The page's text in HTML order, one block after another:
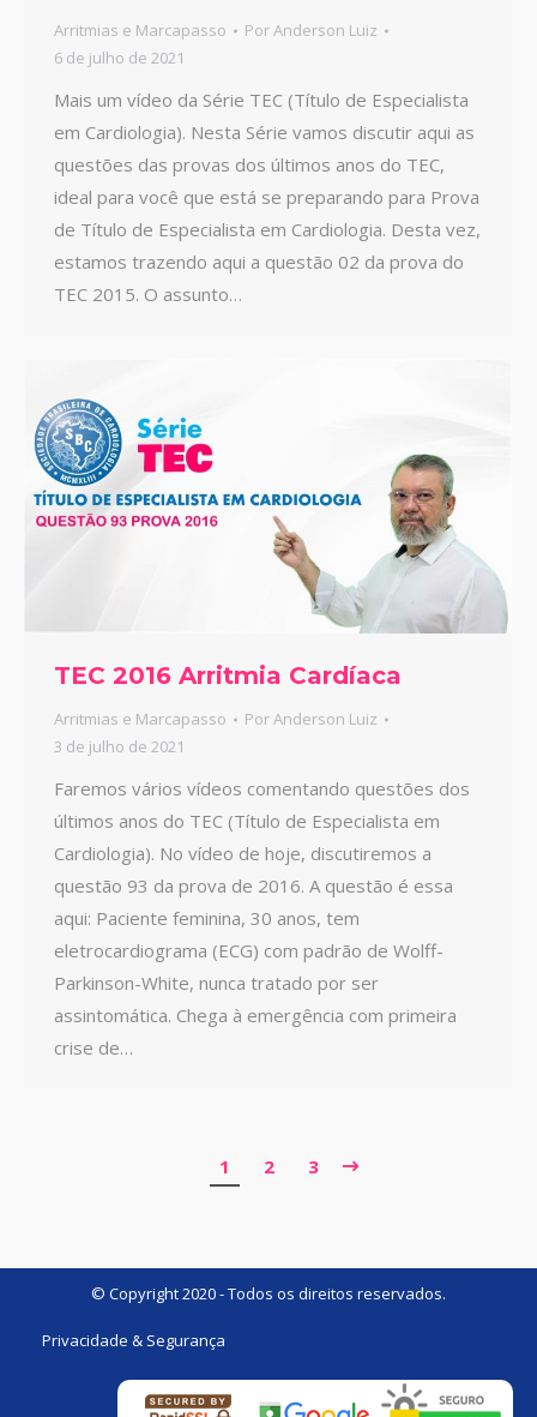
Arritmias e Marcapasso PorAnderson Luiz
6 de julho de 2021
Mais um vídeo da Série TEC (Título de Especialista
em Cardiologia). Nesta Série vamos discutir aqui as
questões das provas dos últimos anos do TEC,
ideal para você que está se preparando para Prova
de Título de Especialista em Cardiologia. Desta vez,
estamos trazendo aqui a questão 02 da prova do
TEC 2015. O assunto…
TEC 2016 Arritmia Cardíaca
Arritmias e Marcapasso PorAnderson Luiz
3 de julho de 2021
Faremos vários vídeos comentando questões dos
últimos anos do TEC (Título de Especialista em
Cardiologia). No vídeo de hoje, discutiremos a
questão 93 da prova de 2016. A questão é essa
aqui: Paciente feminina, 30 anos, tem
eletrocardiograma (ECG) com padrão de Wolff-
Parkinson-White, nunca tratado por ser
assintomática. Chega à emergência com primeira
crise de…
1 2 3
© Copyright 2020 - Todos os direitos reservados.
Privacidade & Segurança